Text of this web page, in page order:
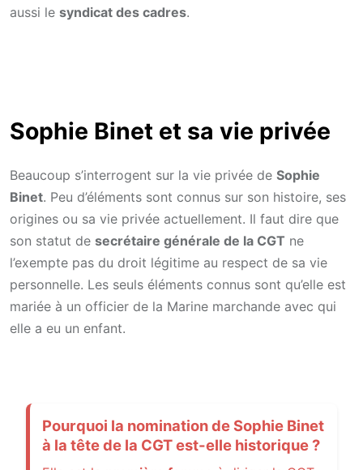
aussi le syndicat des cadres.
Sophie Binet et sa vie privée
Beaucoup s’interrogent sur la vie privée de Sophie
Binet. Peu d’éléments sont connus sur son histoire, ses
origines ou sa vie privée actuellement. Il faut dire que
son statut de secrétaire générale de la CGT ne
l’exempte pas du droit légitime au respect de sa vie
personnelle. Les seuls éléments connus sont qu’elle est
mariée à un officier de la Marine marchande avec qui
elle a eu un enfant.
Pourquoi la nomination de Sophie Binet
à la tête de la CGT est-elle historique ?